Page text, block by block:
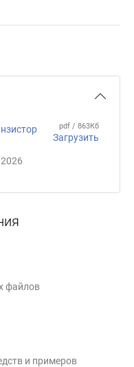
pdf / 863Кб
Загрузить
файлов
и примеров